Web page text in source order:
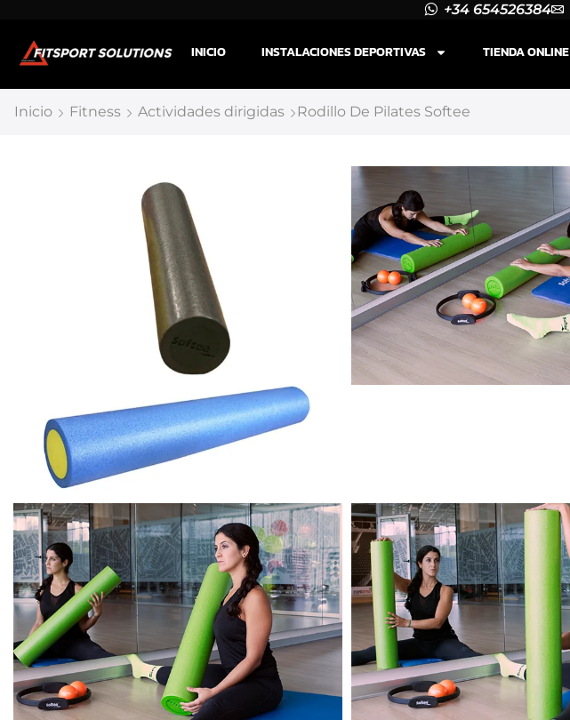
+34 654526384
INICIO INSTALACIONES DEPORTIVAS TIENDA ONLINE
Inicio Fitness Actividades dirigidas Rodillo De Pilates Softee